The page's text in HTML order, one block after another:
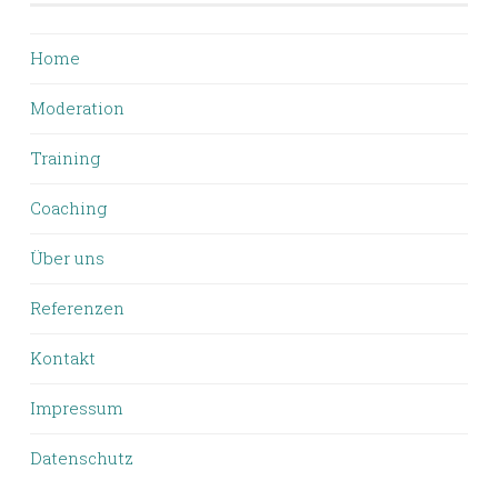
Home
Moderation
Training
Coaching
Über uns
Referenzen
Kontakt
Impressum
Datenschutz